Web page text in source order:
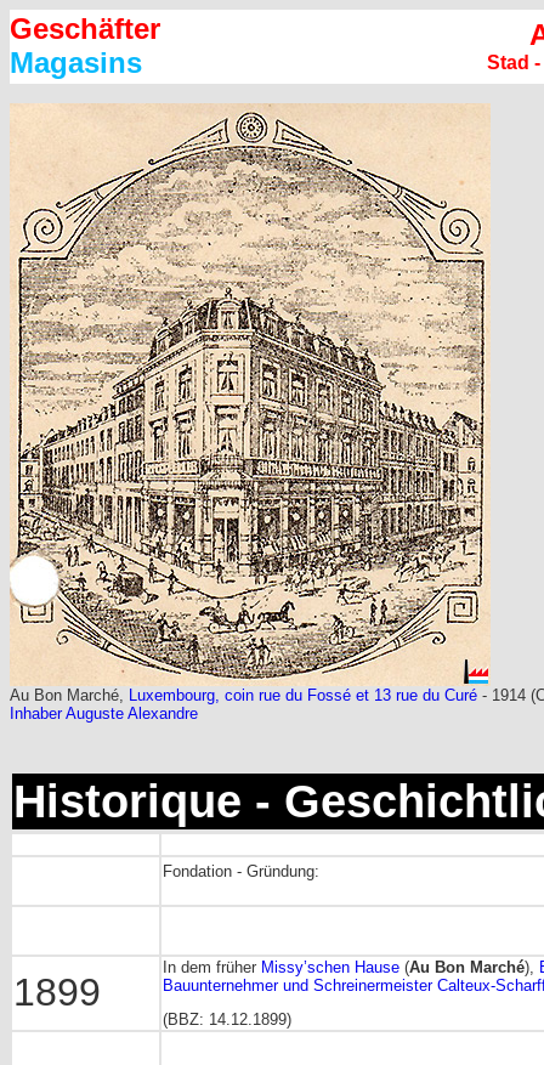
Geschäfter
Magasins
Stad
Au Bon Marché, Luxembourg, coin rue du Fossé et 13 rue du Curé - 1914
Inhaber Auguste Alexandre
Historique -
Fondation - Gründung:
1899
In dem früher Missy’schen Hause (Au Bon Marché),
Bauunternehmer und Schreinermeister Calteux-
(BBZ: 14.12.1899)